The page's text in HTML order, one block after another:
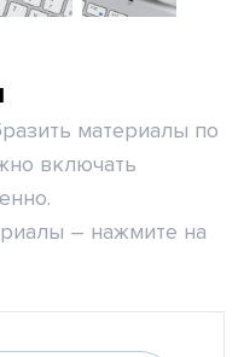
материалы по
включать
– нажмите на